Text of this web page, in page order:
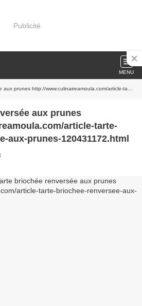
Publicité
MENU
www.culinaireamoula.com/article-tarte-briochee-renversee-aux-prunes-120431172.html
aux prunes
article-tarte-
aux-prunes-120431172.html